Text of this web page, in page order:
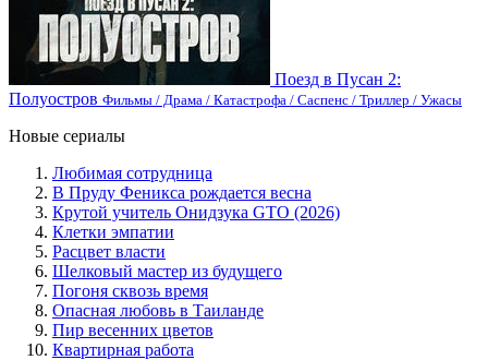
Поезд в Пусан 2:
Полуостров Фильмы / Драма / Катастрофа / Саспенс / Триллер / Ужасы
Новые сериалы
Любимая сотрудница
В Пруду Феникса рождается весна
Крутой учитель Онидзука GTO (2026)
Клетки эмпатии
Расцвет власти
Шелковый мастер из будущего
Погоня сквозь время
Опасная любовь в Таиланде
Пир весенних цветов
Квартирная работа